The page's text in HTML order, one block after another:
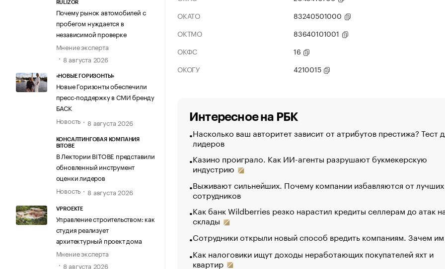
RULIZOR
Почему рынок автомобилей с
пробегом нуждается в
независимой проверке
Мнение эксперта
8 августа 2026
«НОВЫЕ ГОРИЗОНТЫ»
Новые Горизонты обеспечили
пресс-поддержку в СМИ бренду
БАСК
Новость
8 августа 2026
КОНСАЛТИНГОВАЯ КОМПАНИЯ
BITOBE
В Лектории BITOBE представили
обновленный инструмент
оценки лидеров
Новость
8 августа 2026
VPROEKTE
Управление строительством: как
студия реализует
архитектурный проект дома
Мнение эксперта
8 августа 2026
ОКАТО
83240501000
ОКТМО
83640101001
ОКФС
16
ОКОГУ
4210015
Интересное на РБК
Насколько ваш авторитет зависит от атрибутов престижа? Тест
лидеров
Казино проиграло. Как ИИ-агенты разрушают букмекерскую
индустрию
Выживают сильнейших. Почему компании избавляются от лучших
сотрудников
Как банк Wildberries резко нарастил кредиты селлерам до атак
склады
Сотрудники открыли новый способ вредить компаниям. Зачем
Как налоговики ищут доходы неработающих покупателей яхт и
квартир